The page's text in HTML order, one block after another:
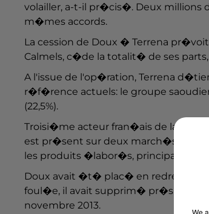
volailler, a-t-il pr�cis�. Deux
m�mes accords.
La cession de Doux � Terrena
Calmels, c�de la totalit� de ses
A l'issue de l'op�ration, Terrena
r�f�rence actuels: le groupe
(22,5%).
Troisi�me acteur fran�ais de la
est pr�sent sur deux march�s
les produits �labor�s,
Doux avait �t� plac� en
foul�e, il avait supprim� pr�s d'un
novembre 2013.
We